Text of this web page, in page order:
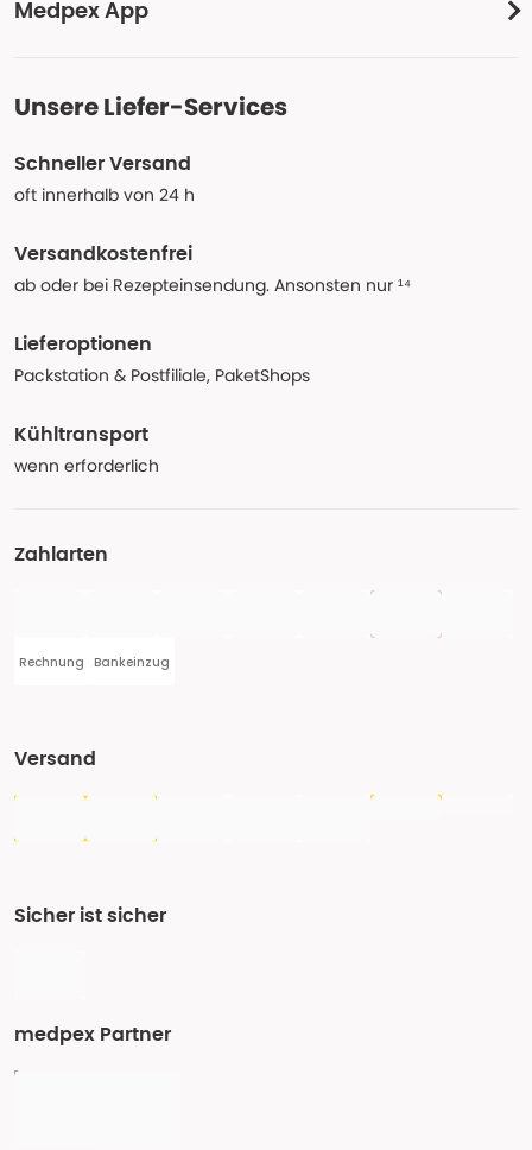
Medpex App
Unsere Liefer-Services
Schneller Versand
oft innerhalb von 24 h
Versandkostenfrei
ab oder bei Rezepteinsendung. Ansonsten nur ¹⁴
Lieferoptionen
Packstation & Postfiliale, PaketShops
Kühltransport
wenn erforderlich
Zahlarten
Rechnung Bankeinzug
Versand
Sicher ist sicher
medpex Partner